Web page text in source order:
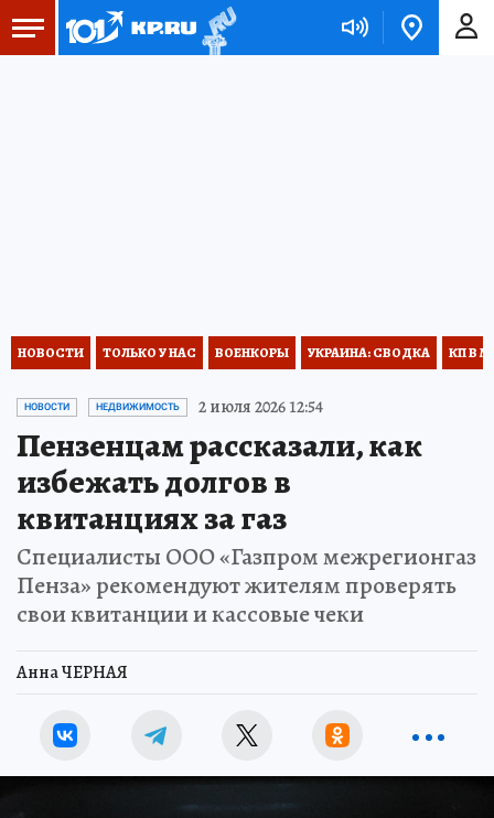
НОВОСТИ ТОЛЬКО У НАС ВОЕНКОРЫ УКРАИНА: СВОДКА КП В
НОВОСТИ НЕДВИЖИМОСТЬ 2 июля 2026 12:54
Пензенцам рассказали, как
избежать долгов в
квитанциях за газ
Специалисты ООО «Газпром межрегионгаз
Пенза» рекомендуют жителям проверять
свои квитанции и кассовые чеки
Анна ЧЕРНАЯ